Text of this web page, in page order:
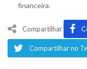
financeira.
Compartilhar
Compartilhar no